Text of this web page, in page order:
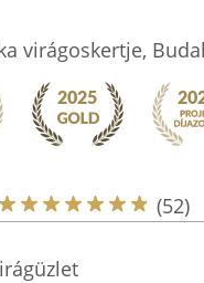
virágoskertje,
(52)